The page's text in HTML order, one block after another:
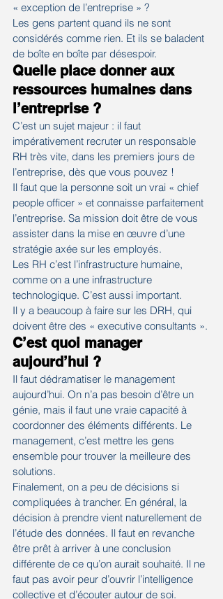
« exception de l’entreprise » ?
Les gens partent quand ils ne sont
considérés comme rien. Et ils se baladent
de boîte en boîte par désespoir.
Quelle place donner aux
ressources humaines dans
l’entreprise ?
C’est un sujet majeur : il faut
impérativement recruter un responsable
RH très vite, dans les premiers jours de
l’entreprise, dès que vous pouvez !
Il faut que la personne soit un vrai « chief
people officer » et connaisse parfaitement
l’entreprise. Sa mission doit être de vous
assister dans la mise en œuvre d’une
stratégie axée sur les employés.
Les RH c’est l’infrastructure humaine,
comme on a une infrastructure
technologique. C’est aussi important.
Il y a beaucoup à faire sur les DRH, qui
doivent être des « executive consultants ».
C’est quoi manager
aujourd’hui ?
Il faut dédramatiser le management
aujourd’hui. On n’a pas besoin d’être un
génie, mais il faut une vraie capacité à
coordonner des éléments différents. Le
management, c’est mettre les gens
ensemble pour trouver la meilleure des
solutions.
Finalement, on a peu de décisions si
compliquées à trancher. En général, la
décision à prendre vient naturellement de
l’étude des données. Il faut en revanche
être prêt à arriver à une conclusion
différente de ce qu’on aurait souhaité. Il ne
faut pas avoir peur d’ouvrir l’intelligence
collective et d’écouter autour de soi.